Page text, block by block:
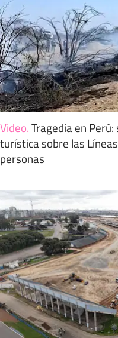
Video.Tragedia en
turística sobre las
personas